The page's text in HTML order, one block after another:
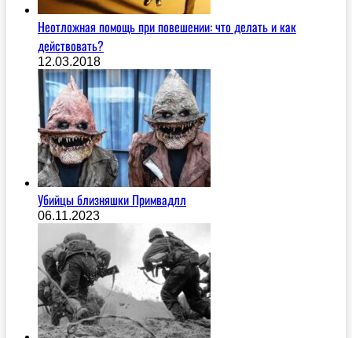
Неотложная помощь при повешении: что делать и как
действовать?
12.03.2018
Убийцы близняшки Примвадлл
06.11.2023